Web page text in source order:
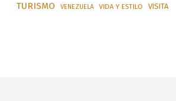
TURISMO VENEZUELA VIDA Y ESTILO VISITA